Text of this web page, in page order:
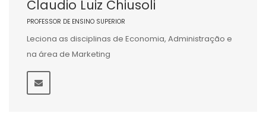
Claudio Luiz Chiusoli
PROFESSOR DE ENSINO SUPERIOR
Leciona as disciplinas de Economia, Administração e
na área de Marketing